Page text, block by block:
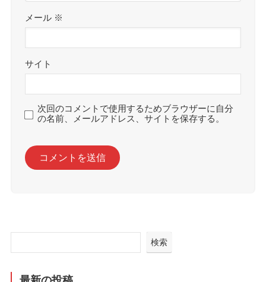
メール ※
サイト
次回のコメントで使用するためブラウザーに自分
の名前、メールアドレス、サイトを保存する。
検索